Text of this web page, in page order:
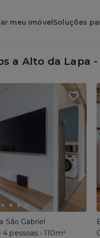
meu imóvelSoluções
a Alto da Lapa -
São Gabriel
pessoas • 110m²